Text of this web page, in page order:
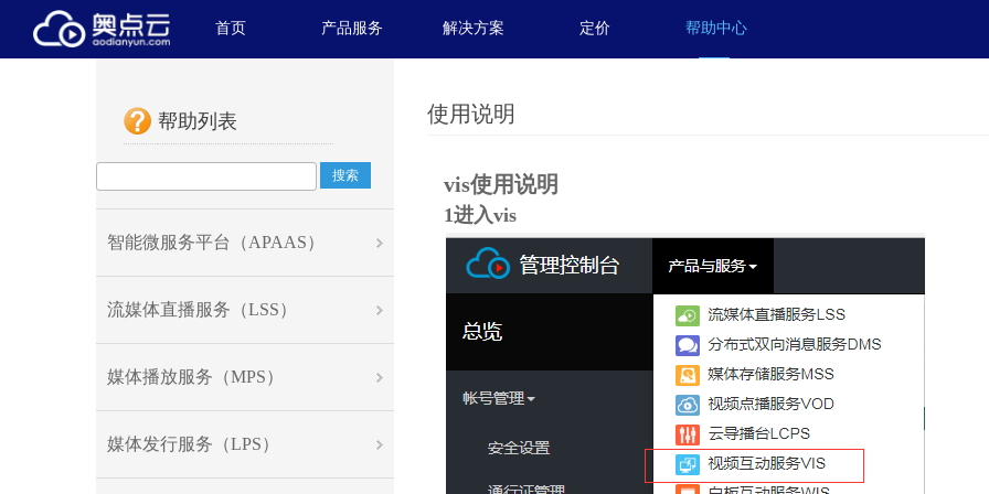
首页 产品服务 解决方案 定价 帮助中心
帮助列表
搜索
智能微服务平台（APAAS）
流媒体直播服务（LSS）
媒体播放服务（MPS）
媒体发行服务（LPS）
使用说明
vis使用说明
1进入vis